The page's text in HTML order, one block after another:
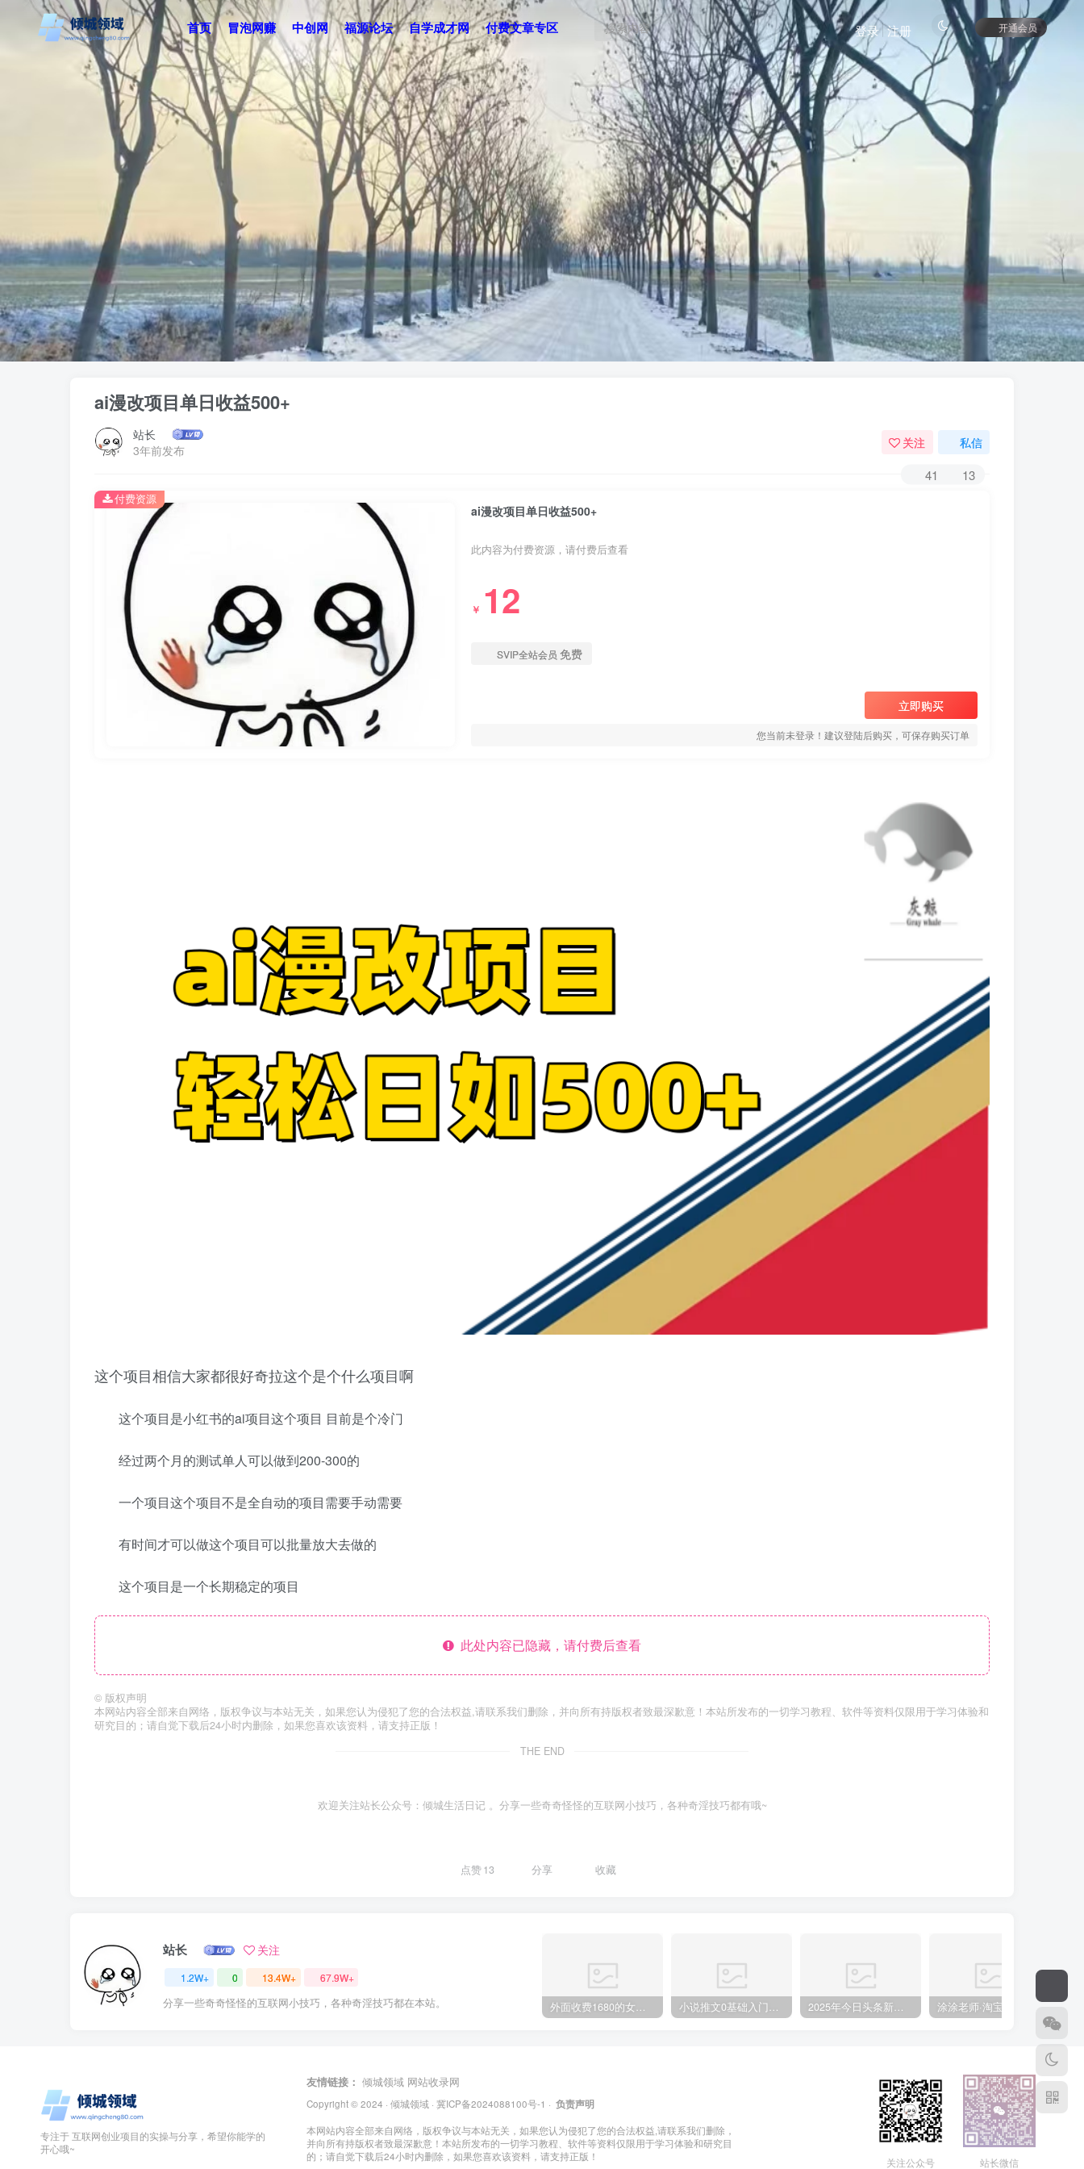
首页 冒泡网赚 中创网 福源论坛 自学成才网 付费文章专区 开通会员
登录 注册
ai漫改项目单日收益500+
站长
3年前发布
关注 私信
41 13
ai漫改项目单日收益500+
此内容为付费资源，请付费后查看
￥ 12
SVIP全站会员 免费
立即购买
您当前未登录！建议登陆后购买，可保存购买订单
付费资源
这个项目相信大家都很好奇拉这个是个什么项目啊
这个项目是小红书的ai项目这个项目 目前是个冷门
经过两个月的测试单人可以做到200-300的
一个项目这个项目不是全自动的项目需要手动需要
有时间才可以做这个项目可以批量放大去做的
这个项目是一个长期稳定的项目
此处内容已隐藏，请付费后查看
© 版权声明
本网站内容全部来自网络，版权争议与本站无关，如果您认为侵犯了您的合法权益,请联系我们删除，并向所有持版权者致最深歉意！本站所发布的一切学习教程、软件等资料仅限用于学习体验和
研究目的；请自觉下载后24小时内删除，如果您喜欢该资料，请支持正版！
THE END
欢迎关注站长公众号：倾城生活日记 。分享一些奇奇怪怪的互联网小技巧，各种奇淫技巧都有哦~
点赞13 分享 收藏
站长 关注
1.2W+ 0 13.4W+ 67.9W+
分享一些奇奇怪怪的互联网小技巧，各种奇淫技巧都在本站。 外面收费1680的女粉项目变现，单人单日收益可达1.7k，全自动成交无需维护 小说推文0基础入门教程，0粉就可做，快速上手 2025年今日头条新玩法，我用这个方法，一天挣了5张+
专注于 互联网创业项目的实操与分享，希望你能学的
开心哦~
友情链接： 倾城领域 网站收录网
Copyright © 2024 · 倾城领域 · 冀ICP备2024088100号-1 · 负责声明
本网站内容全部来自网络，版权争议与本站无关，如果您认为侵犯了您的合法权益,请联系我们删除，
并向所有持版权者致最深歉意！本站所发布的一切学习教程、软件等资料仅限用于学习体验和研究目
的；请自觉下载后24小时内删除，如果您喜欢该资料，请支持正版！
关注公众号 站长微信